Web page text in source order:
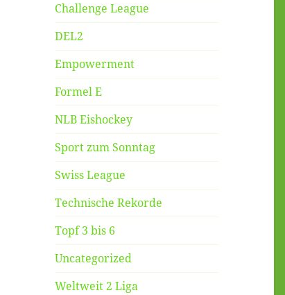
Challenge League
DEL2
Empowerment
Formel E
NLB Eishockey
Sport zum Sonntag
Swiss League
Technische Rekorde
Topf 3 bis 6
Uncategorized
Weltweit 2 Liga